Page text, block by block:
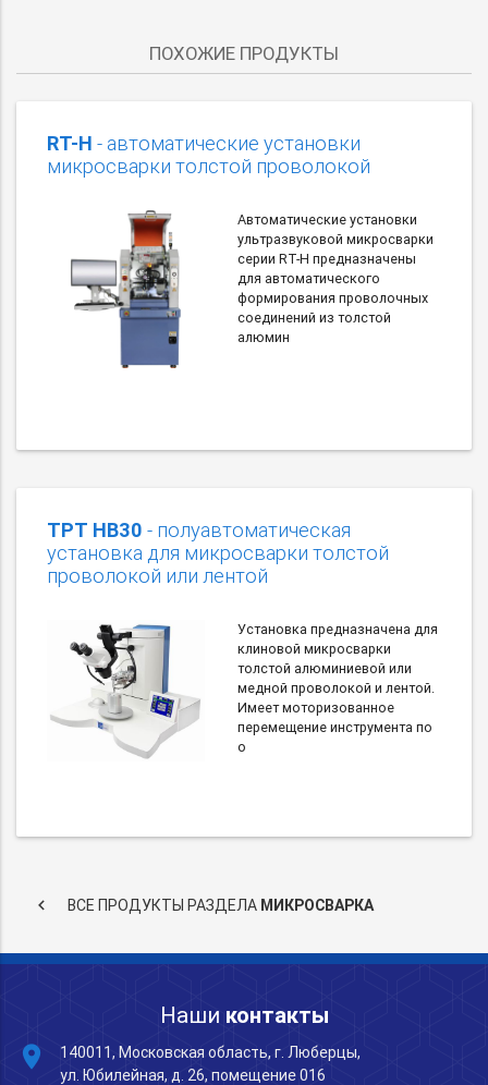
ПОХОЖИЕ ПРОДУКТЫ
RT-H - автоматические установки
микросварки толстой проволокой
Автоматические установки
ультразвуковой микросварки
серии RT-H предназначены
для автоматического
формирования проволочных
соединений из толстой
алюмин
TPT HB30 - полуавтоматическая
установка для микросварки толстой
проволокой или лентой
Установка предназначена для
клиновой микросварки
толстой алюминиевой или
медной проволокой и лентой.
Имеет моторизованное
перемещение инструмента по
о
keyboard_arrow_left ВСЕ ПРОДУКТЫ РАЗДЕЛА МИКРОСВАРКА
Наши контакты
place
140011, Московская область, г. Люберцы,
ул. Юбилейная, д. 26, помещение 016